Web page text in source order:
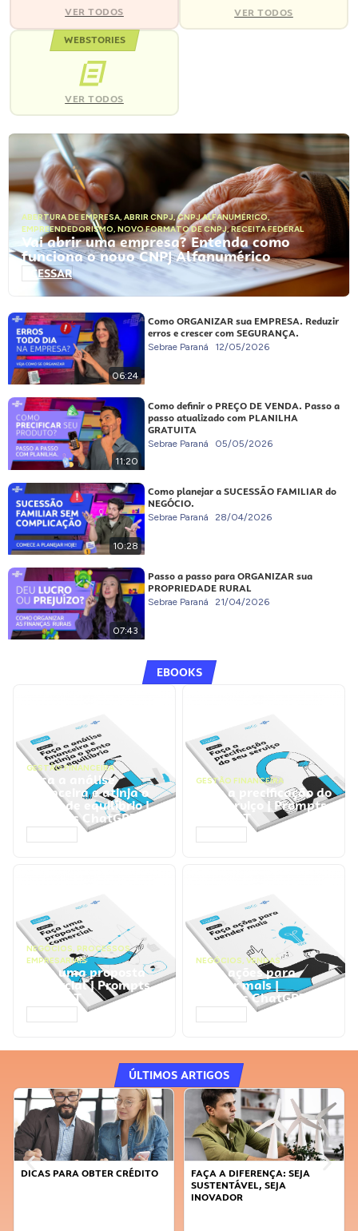
VER TODOS VER TODOS
WEBSTORIES
VER TODOS
ABERTURA DE EMPRESA, ABRIR CNPJ,CNPJ ALFANUMÉRICO,
EMPREENDEDORISMO, NOVO FORMATO DE CNPJ,RECEITA FEDERAL
Vai abrir uma empresa? Entenda como
funciona o novo CNPJ Alfanumérico
ACESSAR
06:24
Como ORGANIZAR sua EMPRESA. Reduzir
erros e crescer com SEGURANÇA.
Sebrae Paraná 12/05/2026
11:20
Como definir o PREÇO DE VENDA. Passo a
passo atualizado com PLANILHA
GRATUITA
Sebrae Paraná 05/05/2026
10:28
Como planejar a SUCESSÃO FAMILIAR do
NEGÓCIO.
Sebrae Paraná 28/04/2026
07:43
Passo a passo para ORGANIZAR sua
PROPRIEDADE RURAL
Sebrae Paraná 21/04/2026
EBOOKS
GESTÃO FINANCEIRA
Faça a análise
financeira e atinja o
ponto de equilíbrio |
Prompts ChatGPT
GESTÃO FINANCEIRA
Faça a precificação do
seu serviço | Prompts
ChatGPT
NEGÓCIOS, PROCESSOS
EMPRESARIAIS
Faça uma proposta
comercial | Prompts
ChatGPT
NEGÓCIOS, VENDAS
Faça ações para
vender mais |
Prompts ChatGPT
ÚLTIMOS ARTIGOS
DICAS PARA OBTER CRÉDITO
FAÇA A DIFERENÇA: SEJA
SUSTENTÁVEL, SEJA
INOVADOR